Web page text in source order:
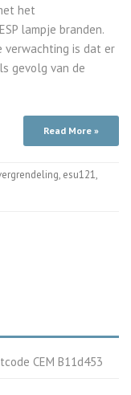
het
lampje branden.
verwachting is dat er
gevolg van de
Read More »
, esu121,
CEM B11d453